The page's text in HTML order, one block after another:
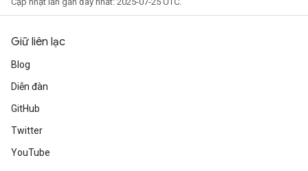
Giữ liên lạc
Blog
Diễn đàn
GitHub
Twitter
YouTube